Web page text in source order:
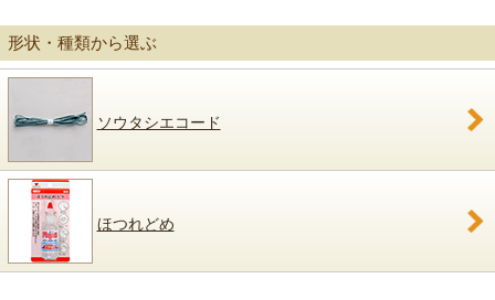
形状・種類から選ぶ
ソウタシエコード
ほつれどめ